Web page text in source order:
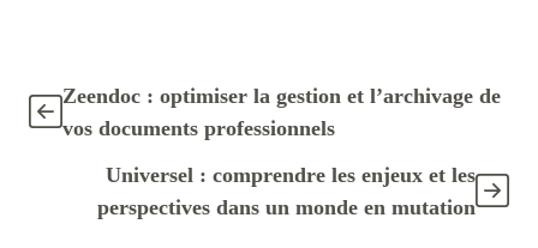
Zeendoc : optimiser la gestion et l’archivage de
vos documents professionnels
Universel : comprendre les enjeux et les
perspectives dans un monde en mutation